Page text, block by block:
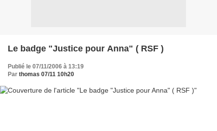
Le badge "Justice pour Anna" ( RSF )
Publié le 07/11/2006 à 13:19
Par thomas 07/11 10h20